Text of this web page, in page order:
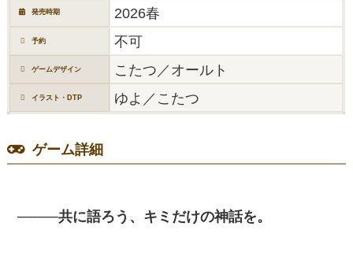
発売時期 2026春
予約 不可
ゲームデザイン こたつ／オールト
イラスト・DTP ゆよ／こたつ
ゲーム詳細
────共に語ろう、キミだけの神話を。